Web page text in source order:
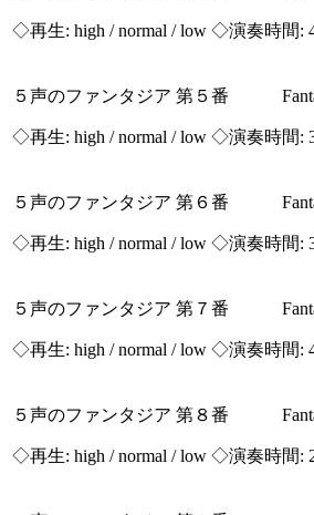
◇再生: high / normal / low ◇演奏時間:
５声のファンタジア 第５番
◇再生: high / normal / low ◇演奏時間:
５声のファンタジア 第６番
◇再生: high / normal / low ◇演奏時間:
５声のファンタジア 第７番
◇再生: high / normal / low ◇演奏時間:
５声のファンタジア 第８番
◇再生: high / normal / low ◇演奏時間: